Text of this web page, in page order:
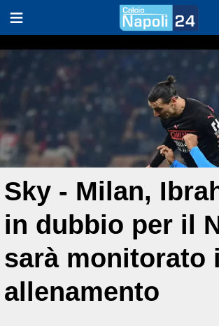
Sky - Milan,
in dubbio per il
sarà monitorato
allenamento